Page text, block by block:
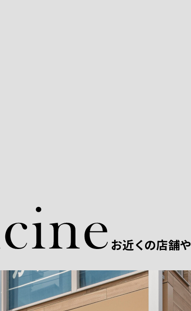
お近くの店舗や